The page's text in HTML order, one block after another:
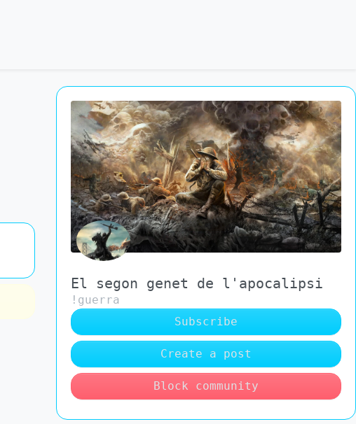
El segon genet de l'apocalipsi
!guerra
Subscribe
Create a post
Block community